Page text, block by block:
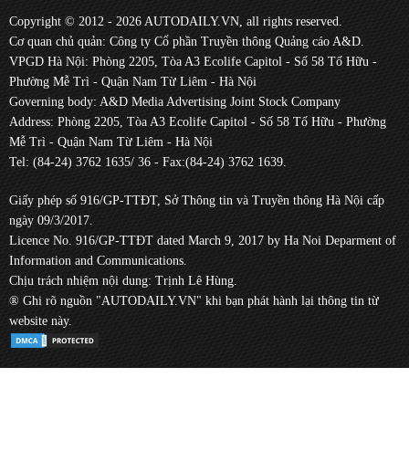
Copyright © 2012 - 2026 AUTODAILY.VN, all rights reserved.
Cơ quan chủ quản: Công ty Cổ phần Truyền thông Quảng cáo A&D.
VPGD Hà Nội: Phòng 2205, Tòa A3 Ecolife Capitol - Số 58 Tố Hữu -
Phường Mễ Trì - Quận Nam Từ Liêm - Hà Nội
Governing body: A&D Media Advertising Joint Stock Company
Address: Phòng 2205, Tòa A3 Ecolife Capitol - Số 58 Tố Hữu - Phường
Mễ Trì - Quận Nam Từ Liêm - Hà Nội
Tel: (84-24) 3762 1635/ 36 - Fax:(84-24) 3762 1639.
Giấy phép số 916/GP-TTĐT, Sở Thông tin và Truyền thông Hà Nội cấp
ngày 09/3/2017.
Licence No. 916/GP-TTĐT dated March 9, 2017 by Ha Noi Deparment of
Information and Communications.
Chịu trách nhiệm nội dung: Trịnh Lê Hùng.
® Ghi rõ nguồn "AUTODAILY.VN" khi bạn phát hành lại thông tin từ
website này.